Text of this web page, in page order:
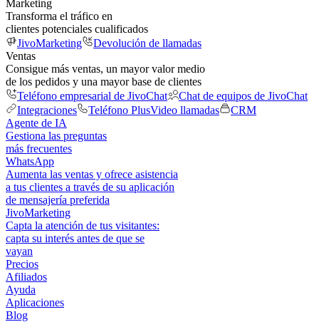
Marketing
Transforma el tráfico en
clientes potenciales cualificados
JivoMarketing
Devolución de llamadas
Ventas
Consigue más ventas, un mayor valor medio
de los pedidos y una mayor base de clientes
Teléfono empresarial de JivoChat
Chat de equipos de JivoChat
Integraciones
Teléfono PlusVideo llamadas
CRM
Agente de IA
Gestiona las preguntas
más frecuentes
WhatsApp
Aumenta las ventas y ofrece asistencia
a tus clientes a través de su aplicación
de mensajería preferida
JivoMarketing
Capta la atención de tus visitantes:
capta su interés antes de que se
vayan
Precios
Afiliados
Ayuda
Aplicaciones
Blog